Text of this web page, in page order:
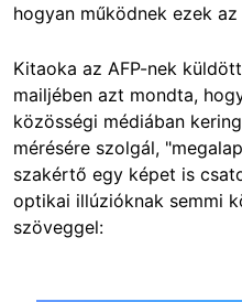
hogyan működnek ezek
Kitaoka az AFP-nek
mailjében azt mondta,
közösségi médiában
mérésére szolgál,
szakértő egy képet is
optikai illúzióknak semmi
szöveggel: